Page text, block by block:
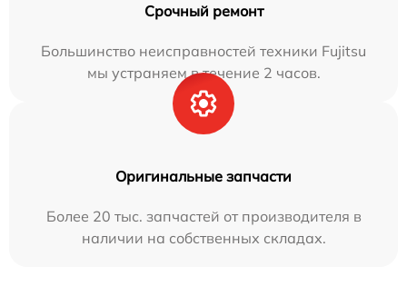
Срочный ремонт
Большинство неисправностей техники Fujitsu
мы устраняем в течение 2 часов.
Оригинальные запчасти
Более 20 тыс. запчастей от производителя в
наличии на собственных складах.